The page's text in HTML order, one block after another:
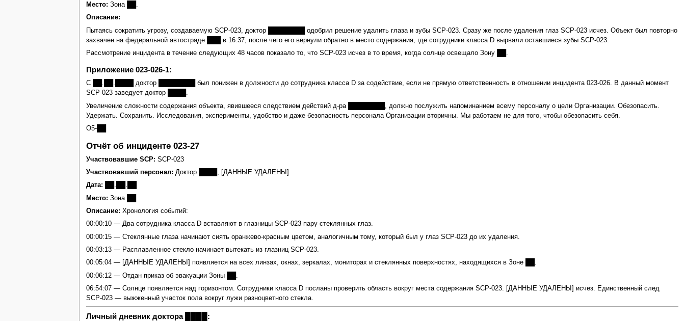
Место: Зона ██.
Описание:
Пытаясь сократить угрозу, создаваемую SCP‑023, доктор ████████ одобрил решение удалить глаза и зубы SCP‑023. Сразу же после удаления глаз SCP‑023 исчез. Объект был повторно
захвачен на федеральной автостраде ███ в 16:37, после чего его вернули обратно в место содержания, где сотрудники класса D вырвали оставшиеся зубы SCP‑023.
Рассмотрение инцидента в течение следующих 48 часов показало то, что SCP‑023 исчез в то время, когда солнце освещало Зону ██.
Приложение 023‑026‑1:
С ██.██.████ доктор ████████ был понижен в должности до сотрудника класса D за содействие, если не прямую ответственность в отношении инцидента 023‑026. В данный момент
SCP‑023 заведует доктор ████.
Увеличение сложности содержания объекта, явившееся следствием действий д‑ра ████████, должно послужить напоминанием всему персоналу о цели Организации. Обезопасить.
Удержать. Сохранить. Исследования, эксперименты, удобство и даже безопасность персонала Организации вторичны. Мы работаем не для того, чтобы обезопасить себя.
O5‑██
Отчёт об инциденте 023‑27
Участвовавшие SCP: SCP-023
Участвовавший персонал: Доктор ████, [ДАННЫЕ УДАЛЕНЫ]
Дата: ██.██.██
Место: Зона ██
Описание: Хронология событий:
00:00:10 — Два сотрудника класса D вставляют в глазницы SCP‑023 пару стеклянных глаз.
00:00:15 — Стеклянные глаза начинают сиять оранжево-красным цветом, аналогичным тому, который был у глаз SCP‑023 до их удаления.
00:03:13 — Расплавленное стекло начинает вытекать из глазниц SCP‑023.
00:05:04 — [ДАННЫЕ УДАЛЕНЫ] появляется на всех линзах, окнах, зеркалах, мониторах и стеклянных поверхностях, находящихся в Зоне ██.
00:06:12 — Отдан приказ об эвакуации Зоны ██.
06:54:07 — Солнце появляется над горизонтом. Сотрудники класса D посланы проверить область вокруг места содержания SCP‑023. [ДАННЫЕ УДАЛЕНЫ] исчез. Единственный след
SCP‑023 — выжженный участок пола вокруг лужи разноцветного стекла.
Личный дневник доктора ████: